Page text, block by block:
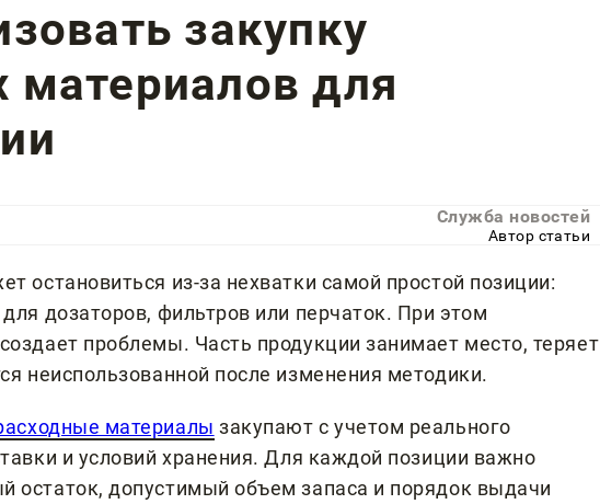
закупку
материалов для
Служба новостей
Автор статьи
остановиться из-за нехватки самой простой позиции:
дозаторов, фильтров или перчаток. При этом
проблемы. Часть продукции занимает место, теряет
неиспользованной после изменения методики.
материалы закупают с учетом реального
и условий хранения. Для каждой позиции важно
остаток, допустимый объем запаса и порядок выдачи